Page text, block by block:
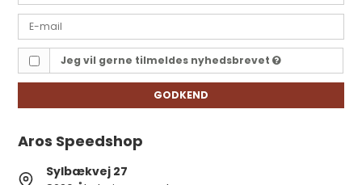
Jeg vil gerne tilmeldes nyhedsbrevet
GODKEND
Aros Speedshop
Sylbækvej 27